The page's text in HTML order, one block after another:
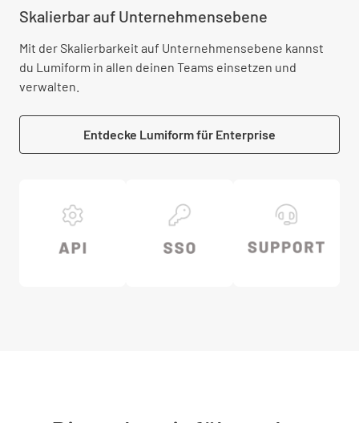
Skalierbar auf Unternehmensebene
Mit der Skalierbarkeit auf Unternehmensebene kannst
du Lumiform in allen deinen Teams einsetzen und
verwalten.
Entdecke Lumiform für Enterprise